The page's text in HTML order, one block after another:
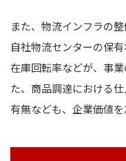
また、物流インフラの
自社物流センターの保
在庫回転率などが、事
た、商品調達における
有無なども、企業価値を